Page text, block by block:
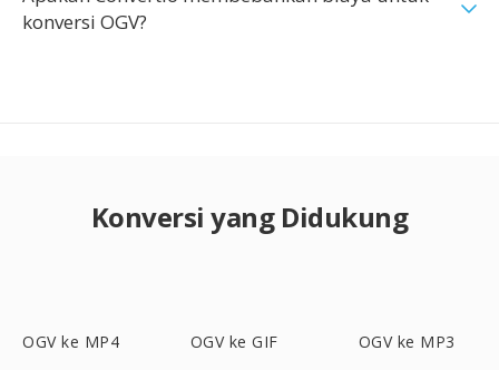
konversi OGV?
Konversi yang Didukung
OGV ke MP4 OGV ke GIF OGV ke MP3